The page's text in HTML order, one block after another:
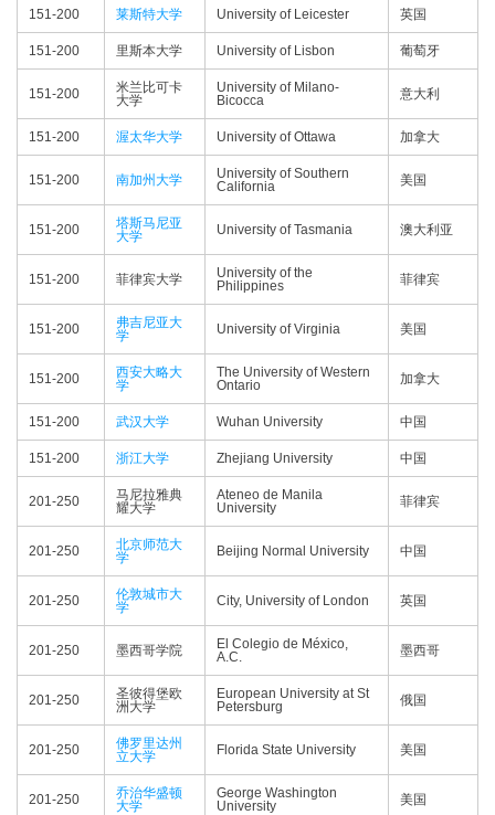
151-200 莱斯特大学 University of Leicester 英国
151-200 里斯本大学 University of Lisbon 葡萄牙
151-200
米兰比可卡
大学
University of Milano-
Bicocca
意大利
151-200 渥太华大学 University of Ottawa 加拿大
151-200 南加州大学
University of Southern
California
美国
151-200
塔斯马尼亚
大学
University of Tasmania 澳大利亚
151-200 菲律宾大学
University of the
Philippines
菲律宾
151-200
弗吉尼亚大
学
University of Virginia 美国
151-200
西安大略大
学
The University of Western
Ontario
加拿大
151-200 武汉大学 Wuhan University 中国
151-200 浙江大学 Zhejiang University 中国
201-250
马尼拉雅典
耀大学
Ateneo de Manila
University
菲律宾
201-250
北京师范大
学
Beijing Normal University 中国
201-250
伦敦城市大
学
City, University of London 英国
201-250 墨西哥学院
El Colegio de México,
A.C.
墨西哥
201-250
圣彼得堡欧
洲大学
European University at St
Petersburg
俄国
201-250
佛罗里达州
立大学
Florida State University 美国
201-250
乔治华盛顿
大学
George Washington
University
美国